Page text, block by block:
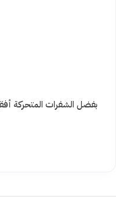
بفضل الشفرات المتحركة